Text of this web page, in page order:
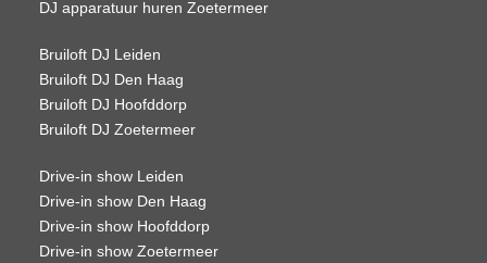
DJ apparatuur huren Zoetermeer
Bruiloft DJ Leiden
Bruiloft DJ Den Haag
Bruiloft DJ Hoofddorp
Bruiloft DJ Zoetermeer
Drive-in show Leiden
Drive-in show Den Haag
Drive-in show Hoofddorp
Drive-in show Zoetermeer